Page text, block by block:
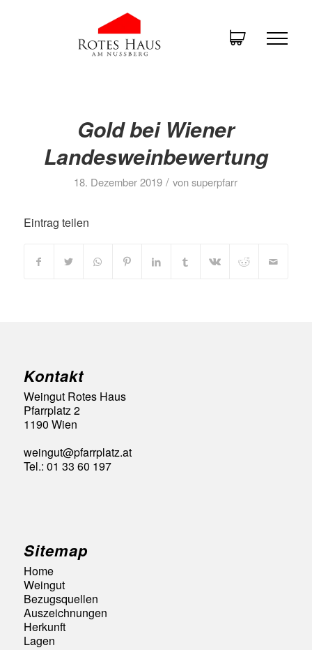
Gold bei Wiener
Landesweinbewertung
18. Dezember 2019 / vonsuperpfarr
Eintrag teilen
Kontakt
Weingut Rotes Haus
Pfarrplatz 2
1190 Wien
weingut@pfarrplatz.at
Tel.: 01 33 60 197
Sitemap
Home
Weingut
Bezugsquellen
Auszeichnungen
Herkunft
Lagen